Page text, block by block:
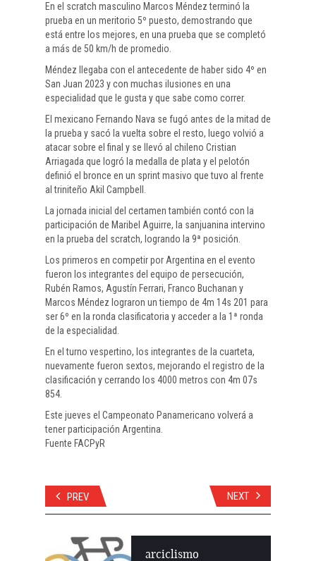
En el scratch masculino Marcos Méndez terminó la
prueba en un meritorio 5º puesto, demostrando que
está entre los mejores, en una prueba que se completó
a más de 50 km/h de promedio.
Méndez llegaba con el antecedente de haber sido 4º en
San Juan 2023 y con muchas ilusiones en una
especialidad que le gusta y que sabe como correr.
El mexicano Fernando Nava se fugó antes de la mitad de
la prueba y sacó la vuelta sobre el resto, luego volvió a
atacar sobre el final y se llevó al chileno Cristian
Arriagada que logró la medalla de plata y el pelotón
definió el bronce en un sprint masivo que tuvo al frente
al triniteño Akil Campbell.
La jornada inicial del certamen también contó con la
participación de Maribel Aguirre, la sanjuanina intervino
en la prueba del scratch, logrando la 9ª posición.
Los primeros en competir por Argentina en el evento
fueron los integrantes del equipo de persecución,
Rubén Ramos, Agustín Ferrari, Franco Buchanan y
Marcos Méndez lograron un tiempo de 4m 14s 201 para
ser 6º en la ronda clasificatoria y acceder a la 1ª ronda
de la especialidad.
En el turno vespertino, los integrantes de la cuarteta,
nuevamente fueron sextos, mejorando el registro de la
clasificación y cerrando los 4000 metros con 4m 07s
854.
Este jueves el Campeonato Panamericano volverá a
tener participación Argentina.
Fuente FACPyR
PREV NEXT
arciclismo